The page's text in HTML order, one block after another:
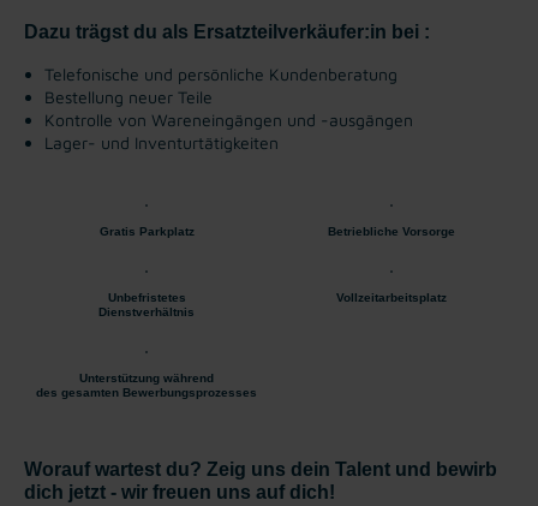
Dazu trägst du als Ersatzteilverkäufer:in bei :
Telefonische und persönliche Kundenberatung
Bestellung neuer Teile
Kontrolle von Wareneingängen und -ausgängen
Lager- und Inventurtätigkeiten
Gratis Parkplatz Betriebliche Vorsorge
Unbefristetes
Dienstverhältnis
Vollzeitarbeitsplatz
Unterstützung während
des gesamten Bewerbungsprozesses
Worauf wartest du? Zeig uns dein Talent und bewirb
dich jetzt - wir freuen uns auf dich!